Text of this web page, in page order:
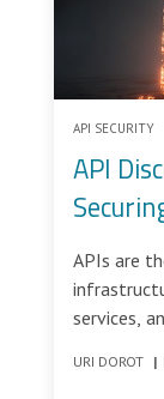
API SECURITY
API
APIs are
services,
URI DOROT |